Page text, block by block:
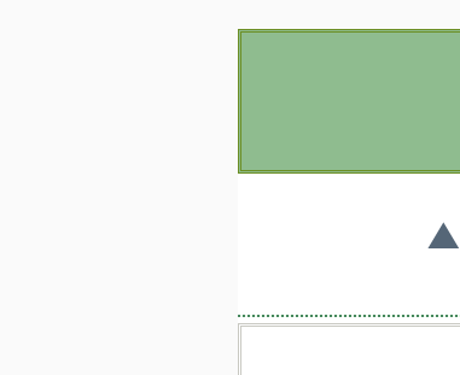
▲